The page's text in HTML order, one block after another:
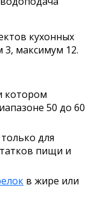
кухонных
максимум 12.
котором
50 до 60
для
пищи и
в жире или